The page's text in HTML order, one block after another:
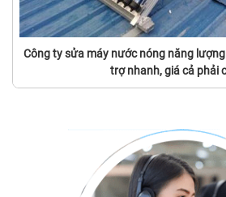
Công ty sửa máy nước nóng năng
trợ nhanh, giá cả phải